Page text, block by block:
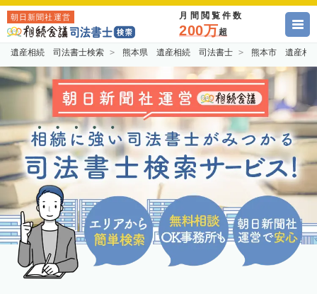
朝日新聞社運営 月間閲覧件数
200万超
遺産相続 司法書士検索 熊本県 遺産相続 司法書士 熊本市 遺産相